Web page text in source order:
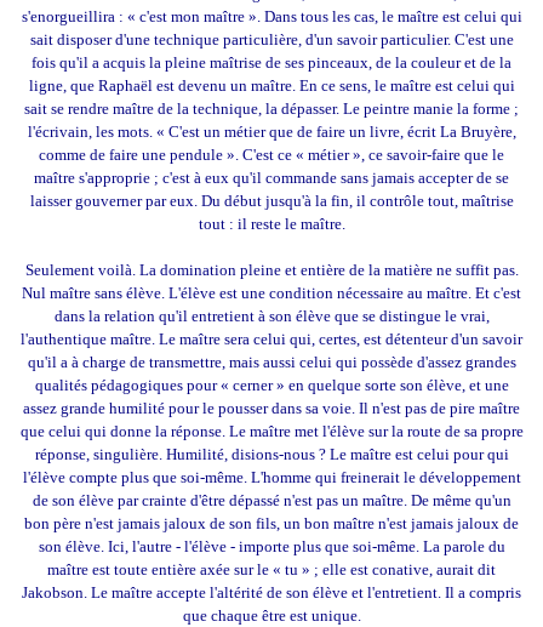
s'enorgueillira : « c'est mon maître ». Dans tous les cas, le maître est celui qui
sait disposer d'une technique particulière, d'un savoir particulier. C'est une
fois qu'il a acquis la pleine maîtrise de ses pinceaux, de la couleur et de la
ligne, que Raphaël est devenu un maître. En ce sens, le maître est celui qui
sait se rendre maître de la technique, la dépasser. Le peintre manie la forme ;
l'écrivain, les mots. « C'est un métier que de faire un livre, écrit La Bruyère,
comme de faire une pendule ». C'est ce « métier », ce savoir-faire que le
maître s'approprie ; c'est à eux qu'il commande sans jamais accepter de se
laisser gouverner par eux. Du début jusqu'à la fin, il contrôle tout, maîtrise
tout : il reste le maître.
Seulement voilà. La domination pleine et entière de la matière ne suffit pas.
Nul maître sans élève. L'élève est une condition nécessaire au maître. Et c'est
dans la relation qu'il entretient à son élève que se distingue le vrai,
l'authentique maître. Le maître sera celui qui, certes, est détenteur d'un savoir
qu'il a à charge de transmettre, mais aussi celui qui possède d'assez grandes
qualités pédagogiques pour « cerner » en quelque sorte son élève, et une
assez grande humilité pour le pousser dans sa voie. Il n'est pas de pire maître
que celui qui donne la réponse. Le maître met l'élève sur la route de sa propre
réponse, singulière. Humilité, disions-nous ? Le maître est celui pour qui
l'élève compte plus que soi-même. L'homme qui freinerait le développement
de son élève par crainte d'être dépassé n'est pas un maître. De même qu'un
bon père n'est jamais jaloux de son fils, un bon maître n'est jamais jaloux de
son élève. Ici, l'autre - l'élève - importe plus que soi-même. La parole du
maître est toute entière axée sur le « tu » ; elle est conative, aurait dit
Jakobson. Le maître accepte l'altérité de son élève et l'entretient. Il a compris
que chaque être est unique.